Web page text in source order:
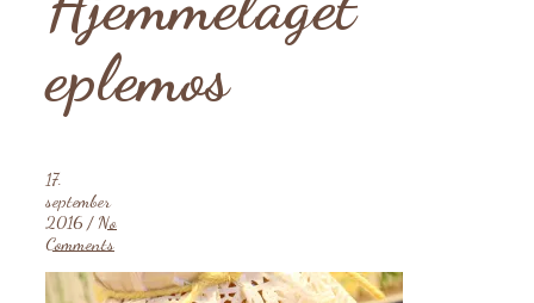
eplemos
17.
september
2016 / No
Comments